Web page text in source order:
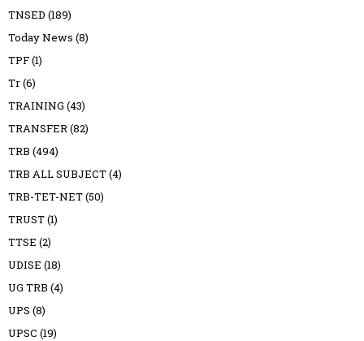
TNSED (189)
Today News (8)
TPF(1)
Tr(6)
TRAINING (43)
TRANSFER(82)
TRB (494)
TRB ALL SUBJECT(4)
TRB-TET-NET(50)
TRUST(1)
TTSE (2)
UDISE (18)
UG TRB (4)
UPS (8)
UPSC (19)